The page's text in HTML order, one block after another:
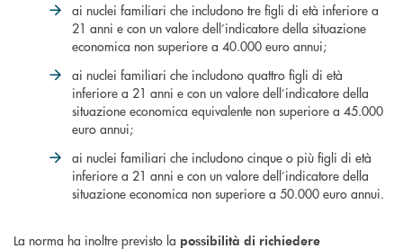
ai nuclei familiari che includono tre figli di età inferiore a
21 anni e con un valore dell’indicatore della situazione
economica non superiore a 40.000 euro annui;
ai nuclei familiari che includono quattro figli di età
inferiore a 21 anni e con un valore dell’indicatore della
situazione economica equivalente non superiore a 45.000
euro annui;
ai nuclei familiari che includono cinque o più figli di età
inferiore a 21 anni e con un valore dell’indicatore della
situazione economica non superiore a 50.000 euro annui.
La norma ha inoltre previsto la possibilità di richiedere